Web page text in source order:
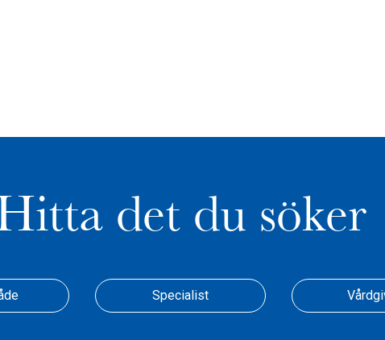
det du söker
Specialist